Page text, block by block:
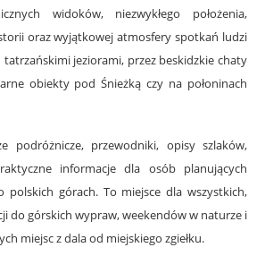
widoków, niezwykłego położenia,
oraz wyjątkowej atmosfery spotkań ludzi
jeziorami, przez beskidzkie chaty
obiekty pod Śnieżką czy na połoninach
podróżnicze, przewodniki, opisy szlaków,
informacje dla osób planujących
polskich górach. To miejsce dla wszystkich,
do górskich wypraw, weekendów w naturze i
miejsc z dala od miejskiego zgiełku.